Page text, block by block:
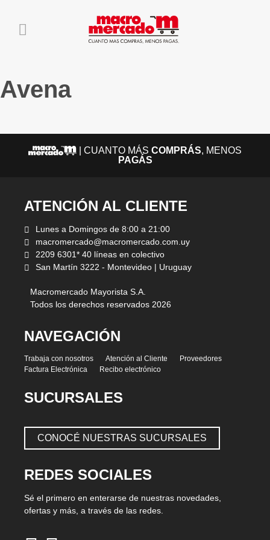
Avena
| CUANTO MÁS COMPRÁS, MENOS
PAGÁS
ATENCIÓN AL CLIENTE
Lunes a Domingos de 8:00 a 21:00
macromercado@macromercado.com.uy
2209 6301* 40 líneas en colectivo
San Martín 3222 - Montevideo | Uruguay
Macromercado Mayorista S.A.
Todos los derechos reservados 2026
NAVEGACIÓN
Trabaja con nosotros Atención al Cliente
Proveedores
Factura Electrónica
Recibo electrónico
SUCURSALES
CONOCÉ NUESTRAS SUCURSALES
REDES SOCIALES
Sé el primero en enterarse de nuestras novedades,
ofertas y más, a través de las redes.